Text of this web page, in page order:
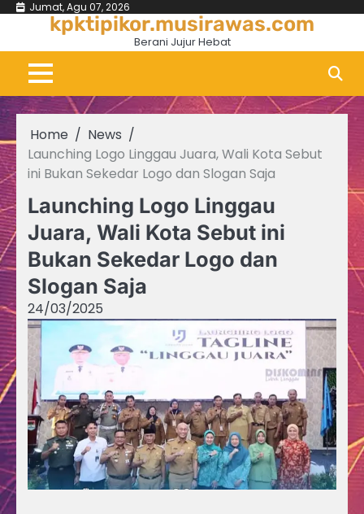
Skip
content
Jumat, Agu 07, 2026
kpktipikor.musirawas.com
Berani Jujur Hebat
Home
News
Launching Logo Linggau Juara, Wali Kota Sebut
ini Bukan Sekedar Logo dan Slogan Saja
Launching Logo Linggau
Juara, Wali Kota Sebut ini
Bukan Sekedar Logo dan
Slogan Saja
24/03/2025